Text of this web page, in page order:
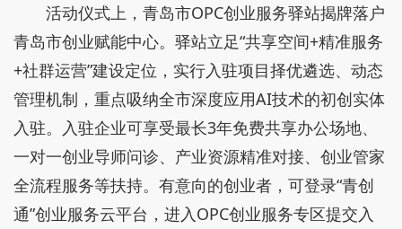
活动仪式上，青岛市OPC创业服务驿站揭牌落户
青岛市创业赋能中心。驿站立足“共享空间+精准服务
+社群运营”建设定位，实行入驻项目择优遴选、动态
管理机制，重点吸纳全市深度应用AI技术的初创实体
入驻。入驻企业可享受最长3年免费共享办公场地、
一对一创业导师问诊、产业资源精准对接、创业管家
全流程服务等扶持。有意向的创业者，可登录“青创
通”创业服务云平台，进入OPC创业服务专区提交入